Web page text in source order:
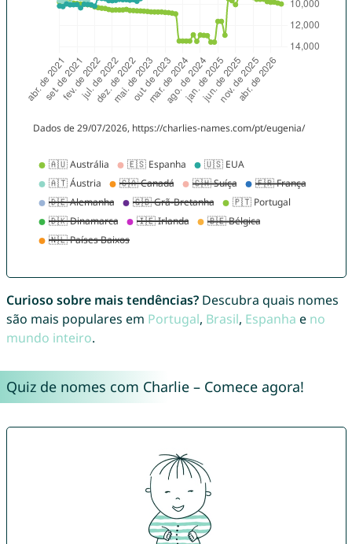
Curioso sobre mais tendências?Descubra quais nomes
são mais populares em Portugal, Brasil, Espanha e no
mundo inteiro.
Quiz de nomes com Charlie – Comece agora!